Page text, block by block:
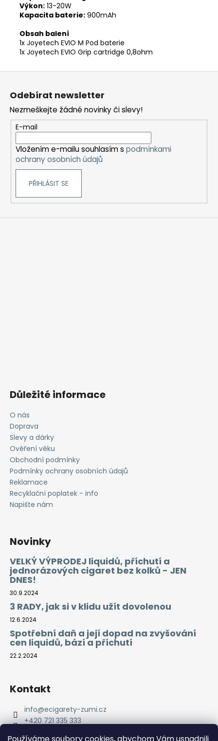
Výkon: 13-20W
Kapacita baterie: 900mAh
Obsah balení
1x Joyetech EVIO M Pod baterie
1x Joyetech EVIO Grip cartridge 0,8ohm
Odebírat newsletter
Nezmeškejte žádné novinky či slevy!
E-mail
Vložením e-mailu souhlasím s podmínkami
ochrany osobních údajů
PŘIHLÁSIT SE
Důležité informace
O nás
Doprava
Slevy a dárky
Ověření věku
Obchodní podmínky
Podmínky ochrany osobních údajů
Reklamace
Recyklační poplatek - info
Napište nám
Novinky
VELKÝ VÝPRODEJ liquidů, příchutí a
jednorázových cigaret bez kolků - JEN
DNES!
30.9.2024
3 RADY, jak si v klidu užít dovolenou
12.6.2024
Spotřební daň a její dopad na zvyšování
cen liquidů, bází a příchutí
22.2.2024
Kontakt
info@ecigarety-zumi.cz
+420 721 335 333